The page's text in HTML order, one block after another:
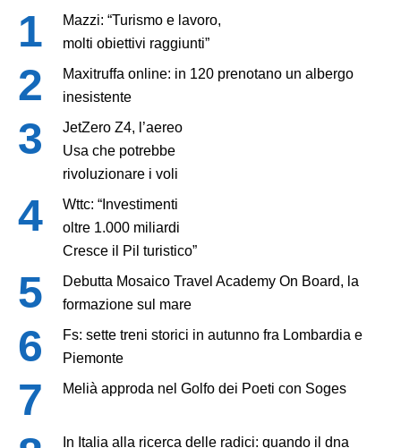
Mazzi: “Turismo e lavoro,
molti obiettivi raggiunti”
Maxitruffa online: in 120 prenotano un albergo
inesistente
JetZero Z4, l’aereo
Usa che potrebbe
rivoluzionare i voli
Wttc: “Investimenti
oltre 1.000 miliardi
Cresce il Pil turistico”
Debutta Mosaico Travel Academy On Board, la
formazione sul mare
Fs: sette treni storici in autunno fra Lombardia e
Piemonte
Melià approda nel Golfo dei Poeti con Soges
In Italia alla ricerca delle radici: quando il dna